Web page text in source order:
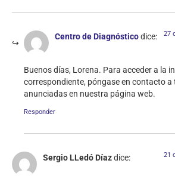
Centro de Diagnósticodice: 27
Buenos días, Lorena. Para acceder a la
correspondiente, póngase en contacto a
anunciadas en nuestra página web.
Responder
Sergio LLedó Díazdice: 21